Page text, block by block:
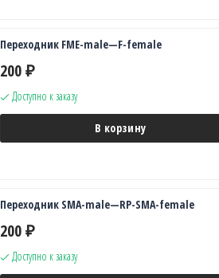
Переходник FME-male—F-female
200 ₽
Доступно к заказу
В корзину
Переходник SMA-male—RP-SMA-female
200 ₽
Доступно к заказу